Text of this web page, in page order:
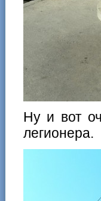
Ну и вот
легионера.